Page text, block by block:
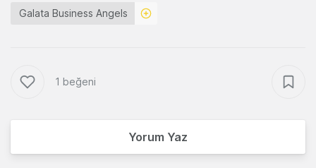
Galata Business Angels
1 beğeni
Yorum Yaz